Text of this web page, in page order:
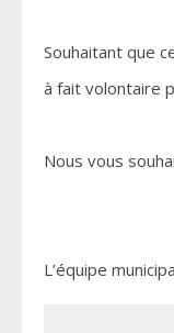
Souhaitant que
à fait volontaire
Nous vous
L’équipe